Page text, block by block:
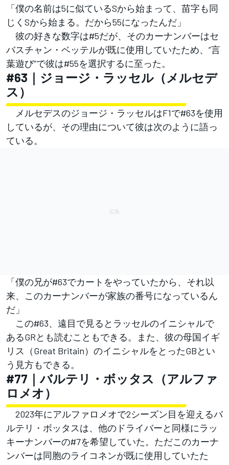
「僕の名前は5に似ているSから始まって、苗字も同
じくSから始まる。だから55になったんだ」
彼の好きな数字は#5だが、そのカーナンバーはセ
バスチャン・ベッテルが既に使用していたため、”言
葉遊び”で彼は#55を選択するに至った。
#63｜ジョージ・ラッセル（メルセデ
ス）
メルセデスのジョージ・ラッセルはF1で#63を使用
しているが、その理由について彼は次のように語っ
ている。
「僕の兄が#63でカートをやっていたから、それ以
来、このカーナンバーが家族の番号になっているん
だ」
この#63、遠目で見るとラッセルのイニシャルで
あるGRとも読むこともできる。また、彼の母国イギ
リス（Great Britain）のイニシャルをとったGBとい
う見方もできる。
#77｜バルテリ・ボッタス（アルファ
ロメオ）
2023年にアルファロメオで2シーズン目を迎えるバ
ルテリ・ボッタスは、他のドライバーと同様にラッ
キーナンバーの#7を希望していた。ただこのカーナ
ンバーは同胞のライコネンが既に使用していたた